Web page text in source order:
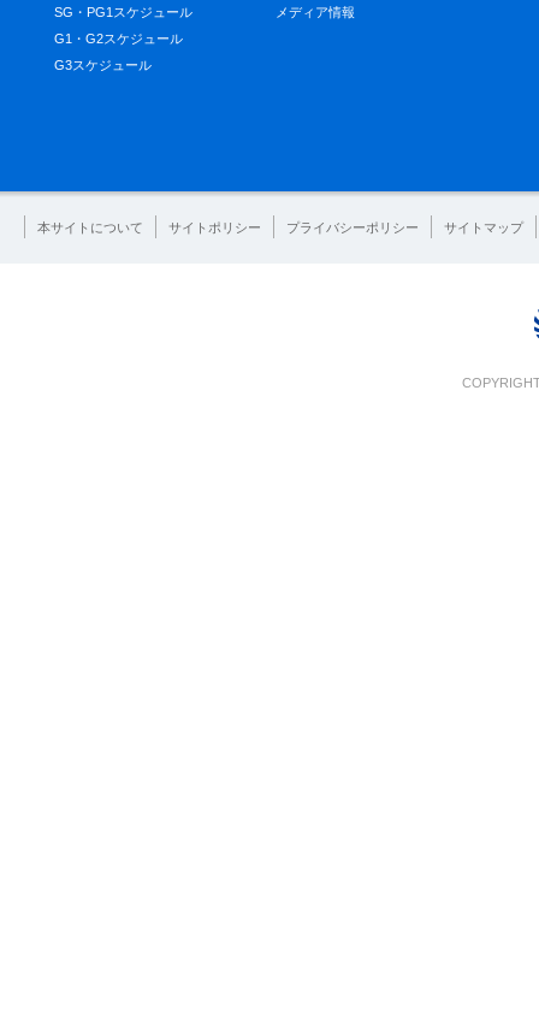
SG・PG1スケジュール
G1・G2スケジュール
G3スケジュール
メディア情報
本サイトについて サイトポリシー プライバシーポリシー サイトマップ